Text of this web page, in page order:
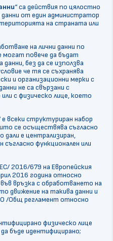
“ са действия по цялостно
данни от един администратор
на страната или
на лични данни по
могат повече да бъдат
без да се използва
че тя се съхранява
и организационни мерки с
не са свързани с
с физическо лице, което
е всеки структуриран набор
се осъществява съгласно
дали е централизиран,
съгласно функционален или
2016/679 на Европейския
2016 година относно
връзка с обработването на
движение на такива данни и
/Общ регламент относно
физическо лице
бъде идентифицирано;